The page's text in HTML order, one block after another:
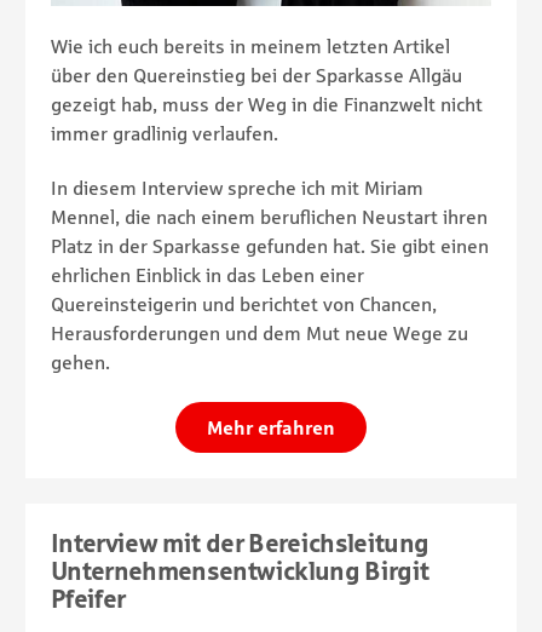
Wie ich euch bereits in meinem letzten Artikel
über den Quereinstieg bei der Sparkasse Allgäu
gezeigt hab, muss der Weg in die Finanzwelt nicht
immer gradlinig verlaufen.
In diesem Interview spreche ich mit Miriam
Mennel, die nach einem beruflichen Neustart ihren
Platz in der Sparkasse gefunden hat. Sie gibt einen
ehrlichen Einblick in das Leben einer
Quereinsteigerin und berichtet von Chancen,
Herausforderungen und dem Mut neue Wege zu
gehen.
Mehr erfahren
Interview mit der Bereichsleitung
Unternehmensentwicklung Birgit
Pfeifer